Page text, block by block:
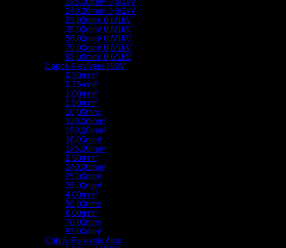
185,00mm² 0,6/1kV
240,00mm² 0,6/1kV
25,00mm² 0,6/1kV
35,00mm² 0,6/1kV
50,00mm² 0,6/1kV
70,00mm² 0,6/1kV
95,00mm² 0,6/1kV
Cabos Flexíveis 750V
0,50mm²
0,75mm²
1,00mm²
1,50mm²
10,00mm²
120,00mm²
150,00mm²
16,00mm²
185,00mm²
2,50mm²
240,00mm²
25,00mm²
35,00mm²
4,00mm²
50,00mm²
6,00mm²
70,00mm²
95,00mm²
Cabos Flexíveis Atox